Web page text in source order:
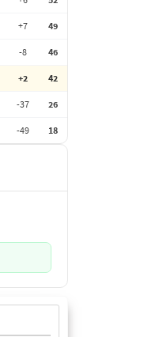
+7 49
-8 46
+2 42
-37 26
-49 18